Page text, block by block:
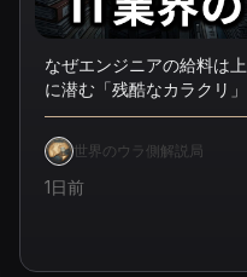
なぜエンジニアの給料は
に潜む「残酷なカラクリ」
世界のウラ側解説局
1日前